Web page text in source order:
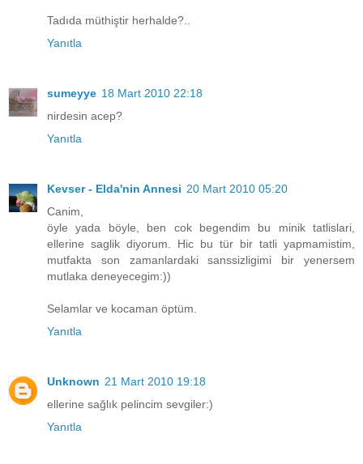
Tadıda müthiştir herhalde?..
Yanıtla
sumeyye 18 Mart 2010 22:18
nirdesin acep?
Yanıtla
Kevser - Elda'nin Annesi 20 Mart 2010 05:20
Canim,
öyle yada böyle, ben cok begendim bu minik tatlislari,
ellerine saglik diyorum. Hic bu tür bir tatli yapmamistim,
mutfakta son zamanlardaki sanssizligimi bir yenersem
mutlaka deneyecegim:))
Selamlar ve kocaman öptüm.
Yanıtla
Unknown 21 Mart 2010 19:18
ellerine sağlık pelincim sevgiler:)
Yanıtla